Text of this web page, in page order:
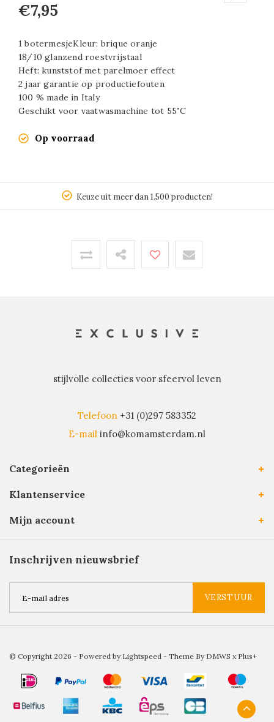
€7,95
1 botermesjeKleur: brique oranje
18/10 glanzend roestvrijstaal
Heft: kunststof met parelmoer effect
2 jaar garantie op productiefouten
100 % made in Italy
Geschikt voor vaatwasmachine tot 55˚C
Op voorraad
Keuze uit meer dan 1.500 producten!
stijlvolle collecties voor sfeervol leven
Telefoon +31 (0)297 583352
E-mail info@komamsterdam.nl
Categorieën
Klantenservice
Mijn account
Inschrijven nieuwsbrief
VERSTUUR
© Copyright 2026 - Powered by Lightspeed - Theme By DMWS x Plus+